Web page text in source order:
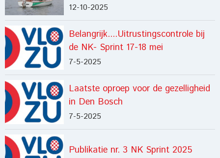
12-10-2025
Belangrijk....Uitrustingscontrole bij
de NK- Sprint 17-18 mei
7-5-2025
Laatste oproep voor de gezelligheid
in Den Bosch
7-5-2025
Publikatie nr. 3 NK Sprint 2025